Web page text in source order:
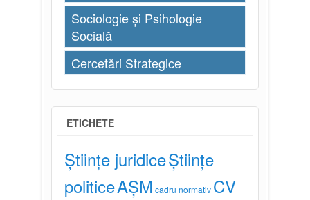
Sociologie și Psihologie
Socială
Cercetări Strategice
ETICHETE
Științe juridiceȘtiințe
politiceAȘM cadru normativ CV